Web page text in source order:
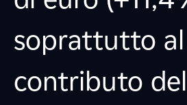
soprattutto al
contributo